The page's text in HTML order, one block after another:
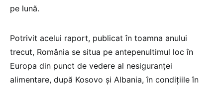
pe lună.
Potrivit acelui raport, publicat în toamna anului
trecut, România se situa pe antepenultimul loc în
Europa din punct de vedere al nesiguranței
alimentare, după Kosovo și Albania, în condițiile în